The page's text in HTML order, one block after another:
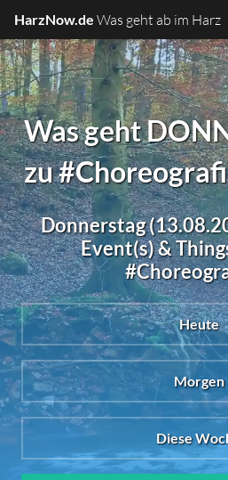
HarzNow.de Was geht ab im Harz
Was geht
zu
Donnerstag
Event(s) &
Heute
Morgen
Diese